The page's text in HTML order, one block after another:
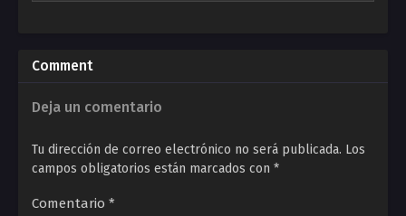
Comment
Deja un comentario
Tu dirección de correo electrónico no será publicada. Los
campos obligatorios están marcados con *
Comentario *